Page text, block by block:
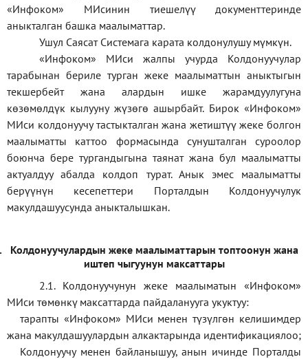
«Инфоком» МИсинин тиешелүү документтеринде
аныкталган башка маалыматтар.
Ушул Саясат Системага карата колдонулушу мүмкүн.
«Инфоком» МИси жалпы учурда Колдонуучулар
тарабынан бериле турган жеке маалыматтын аныктыгын
текшербейт жана алардын ишке жарамдуулугуна
көзөмөлдүк кылууну жүзөгө ашырбайт. Бирок «Инфоком»
МИси колдонуучу тастыкталган жана жетиштүү жеке болгон
маалыматты каттоо формасында сунушталган суроолор
боюнча бере тургандыгына таянат жана бул маалыматты
актуалдуу абалда колдоп турат. Анык эмес маалыматты
берүүнүн кесепеттери Порталдын Колдонуучулук
макулдашуусунда аныкталышкан.
Колдонуучулардын жеке маалыматтарын топтоонун жана
иштеп чыгуунун максаттары
2.1. Колдонуучунун жеке маалыматын «Инфоком»
МИси төмөнкү максаттарда пайдаланууга укуктуу:
тарапты «Инфоком» МИси менен түзүлгөн келишимдер
жана макулдашуулардын алкактарында идентификациялоо;
Колдонуучу менен байланышуу, анын ичинде Порталды